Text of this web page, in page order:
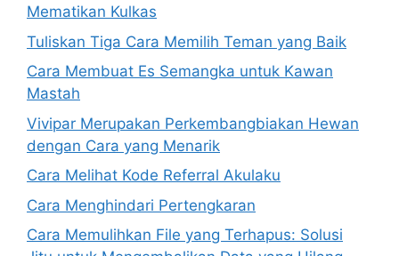
Mematikan Kulkas
Tuliskan Tiga Cara Memilih Teman yang Baik
Cara Membuat Es Semangka untuk Kawan
Mastah
Vivipar Merupakan Perkembangbiakan Hewan
dengan Cara yang Menarik
Cara Melihat Kode Referral Akulaku
Cara Menghindari Pertengkaran
Cara Memulihkan File yang Terhapus: Solusi